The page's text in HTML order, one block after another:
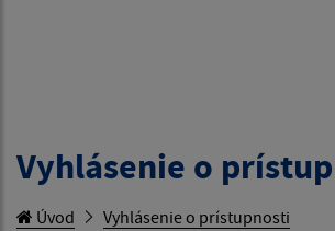
Vyhlásenie o
Úvod Vyhlásenie o prístupnosti